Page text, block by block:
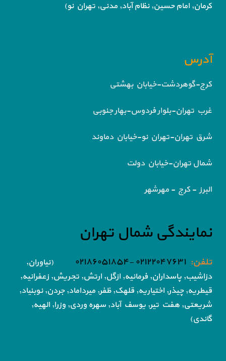
کرمان, امام حسین, نظام آباد, مدنی, تهران نو)
آدرس
کرج-گوهردشت-خیابان بهشتی
غرب تهران-بلوار فردوس-بهار جنوبی
شرق تهران-تهران نو-خیابان دماوند
شمال تهران-خیابان دولت
البرز - کرج - مهرشهر
نمایندگی شمال تهران
تلفن: ۰۲۱۲۲۰۴۷۶۳۱ -۰۲۱۸۶۰۵۱۸۵۴
(نیاوران,
دزاشیب, پاسداران, فرمانیه, ازگل, ارتش, تجریش, زعفرانیه,
قیطریه, چیذر, اختیاریه, قلهک, ظفر, میرداماد, جردن, نوبنیاد,
شریعتی, هفت تیر, یوسف آباد, سهره وردی, وزرا, الهیه,
گاندی)